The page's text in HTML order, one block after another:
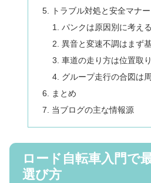
トラブル対処と安全マナー
パンクは原因別に考え
異音と変速不調はまず
車道の走り方は位置取
グループ走行の合図は
まとめ
当ブログの主な情報源
ロード自転車入門で
選び方